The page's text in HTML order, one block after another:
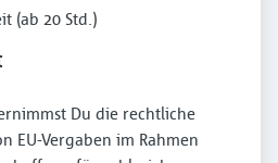
(ab 20 Std.)
Du die rechtliche
EU-Vergaben im Rahmen